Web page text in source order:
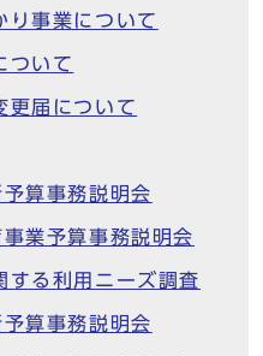
り事業について
ついて
更届について
算事務説明会
業予算事務説明会
する利用ニーズ調査
算事務説明会